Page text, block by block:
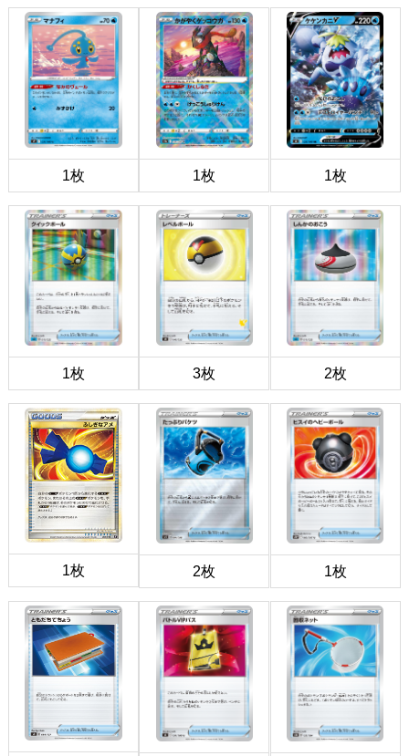
1枚 1枚 1枚
1枚 3枚 2枚
1枚 2枚 1枚